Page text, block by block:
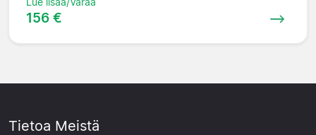
156 €
Tietoa Meistä